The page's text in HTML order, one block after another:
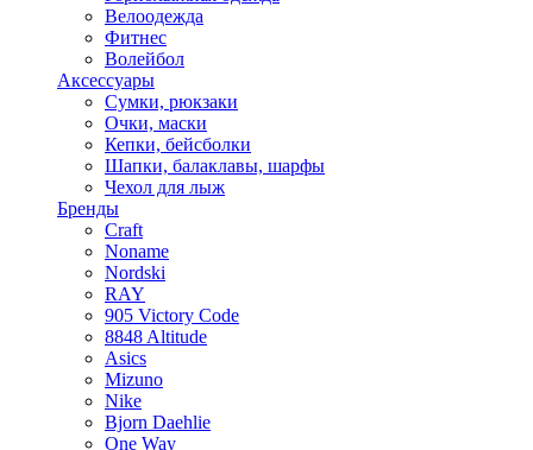
Велоодежда
Фитнес
Волейбол
Аксессуары
Сумки, рюкзаки
Очки, маски
Кепки, бейсболки
Шапки, балаклавы, шарфы
Чехол для лыж
Бренды
Craft
Noname
Nordski
RAY
905 Victory Code
8848 Altitude
Asics
Mizuno
Nike
Bjorn Daehlie
One Way